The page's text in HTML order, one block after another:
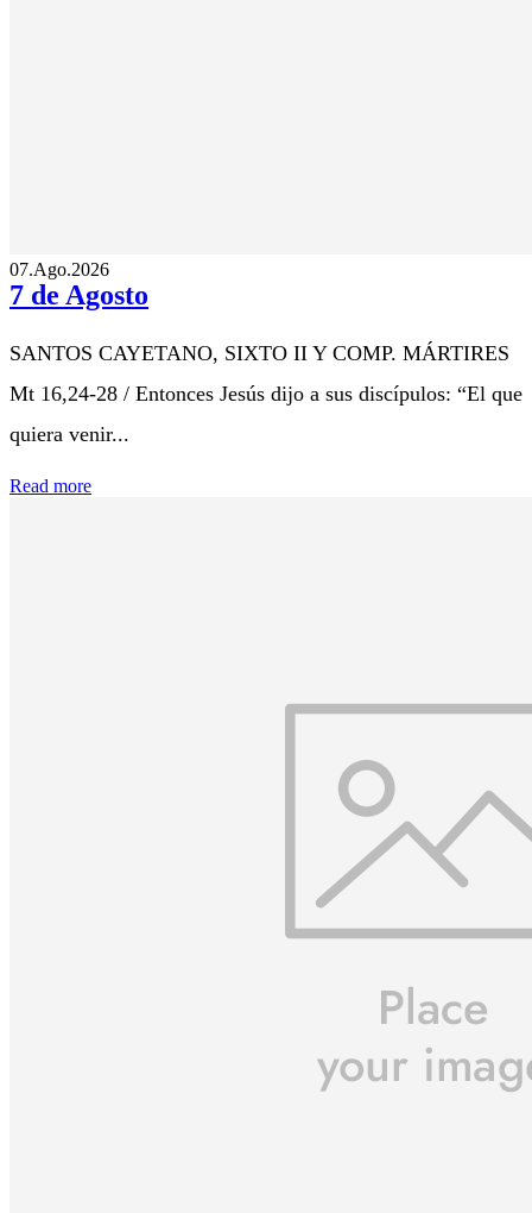
07.Ago.2026
7 de Agosto
SANTOS CAYETANO, SIXTO II Y COMP. MÁRTIRES
Mt 16,24-28 / Entonces Jesús dijo a sus discípulos: “El que
quiera venir...
Read more